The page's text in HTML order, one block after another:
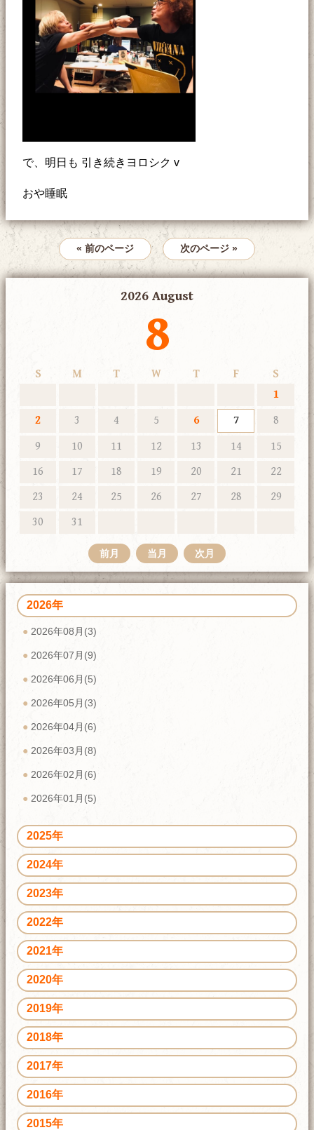
で、明日も 引き続きヨロシク v
おや睡眠
« 前のページ 次のページ »
2026 August
8
S M T W T F
S
1
2
3 4 5 6 7
8
9
10 11 12 13 14
15
16
17 18 19 20 21
22
23
24 25 26 27 28
29
30
31
前月 当月 次月
2026年
2026年08月(3)
2026年07月(9)
2026年06月(5)
2026年05月(3)
2026年04月(6)
2026年03月(8)
2026年02月(6)
2026年01月(5)
2025年
2024年
2023年
2022年
2021年
2020年
2019年
2018年
2017年
2016年
2015年